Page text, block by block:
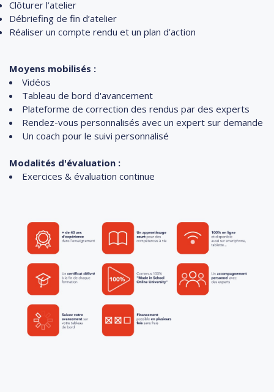
Clôturer l’atelier
Débriefing de fin d’atelier
Réaliser un compte rendu et un plan d’action
Moyens mobilisés :
Vidéos
Tableau de bord d'avancement
Plateforme de correction des rendus par des experts
Rendez-vous personnalisés avec un expert sur demande
Un coach pour le suivi personnalisé
Modalités d'évaluation :
Exercices & évaluation continue